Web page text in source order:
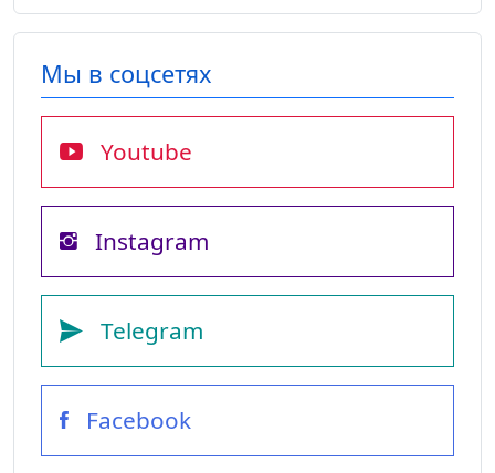
Мы в соцсетях
Youtube
Instagram
Telegram
Facebook